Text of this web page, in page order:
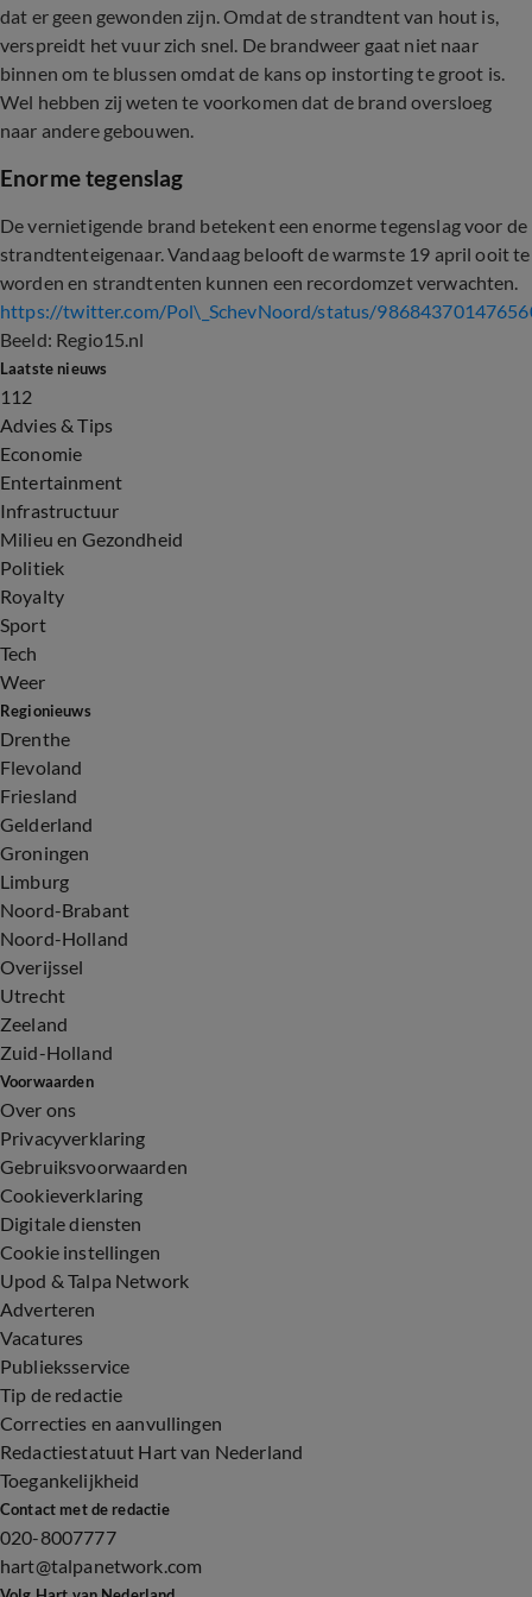
dat er geen gewonden zijn. Omdat de strandtent van hout is,
verspreidt het vuur zich snel. De brandweer gaat niet naar
binnen om te blussen omdat de kans op instorting te groot is.
Wel hebben zij weten te voorkomen dat de brand oversloeg
naar andere gebouwen.
Enorme tegenslag
De vernietigende brand betekent een enorme tegenslag voor de
strandtenteigenaar. Vandaag belooft de warmste 19 april ooit te
worden en strandtenten kunnen een recordomzet verwachten.
https://twitter.com/Pol\_SchevNoord/status/
Beeld: Regio15.nl
Laatste nieuws
112
Advies & Tips
Economie
Entertainment
Infrastructuur
Milieu en Gezondheid
Politiek
Royalty
Sport
Tech
Weer
Regionieuws
Drenthe
Flevoland
Friesland
Gelderland
Groningen
Limburg
Noord-Brabant
Noord-Holland
Overijssel
Utrecht
Zeeland
Zuid-Holland
Voorwaarden
Over ons
Privacyverklaring
Gebruiksvoorwaarden
Cookieverklaring
Digitale diensten
Cookie instellingen
Upod & Talpa Network
Adverteren
Vacatures
Publieksservice
Tip de redactie
Correcties en aanvullingen
Redactiestatuut Hart van Nederland
Toegankelijkheid
Contact met de redactie
020-8007777
hart@talpanetwork.com